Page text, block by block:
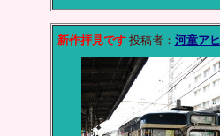
新作拝見です投稿者： 河童ア